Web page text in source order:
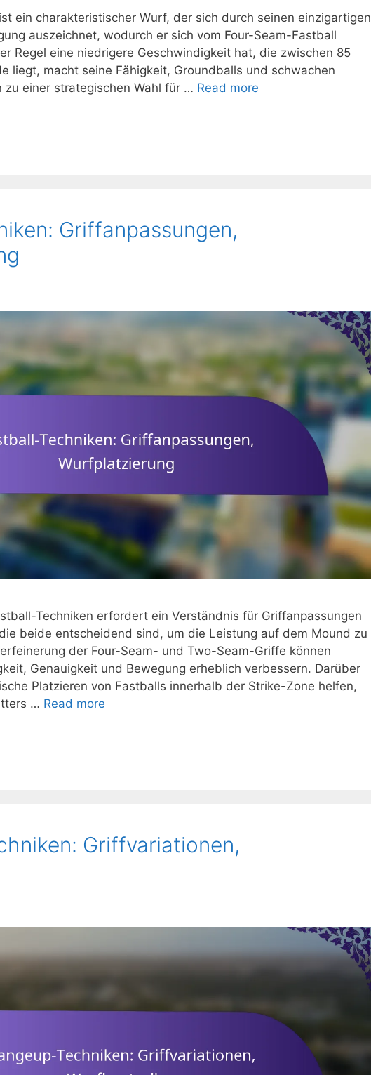
ein charakteristischer Wurf, der sich durch seinen einzigartigen
auszeichnet, wodurch er sich vom Four-Seam-Fastball
Regel eine niedrigere Geschwindigkeit hat, die zwischen 85
liegt, macht seine Fähigkeit, Groundballs und schwachen
zu einer strategischen Wahl für … Read more
Griffanpassungen,
Techniken erfordert ein Verständnis für Griffanpassungen
beide entscheidend sind, um die Leistung auf dem Mound zu
der Four-Seam- und Two-Seam-Griffe können
Genauigkeit und Bewegung erheblich verbessern. Darüber
Platzieren von Fastballs innerhalb der Strike-Zone helfen,
… Read more
Griffvariationen,